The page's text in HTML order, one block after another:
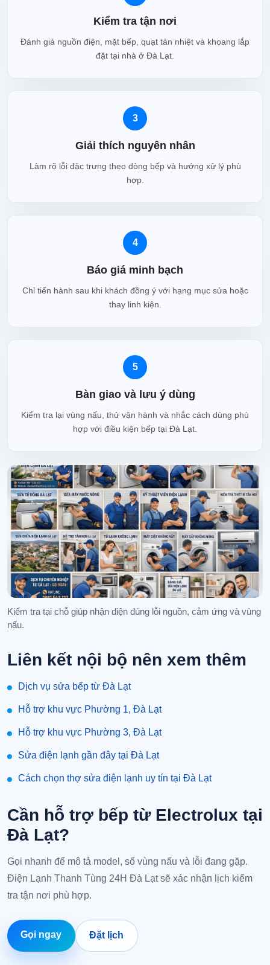
Kiểm tra tận nơi
Đánh giá nguồn điện, mặt bếp, quạt tản nhiệt và khoang lắp
đặt tại nhà ở Đà Lạt.
3
Giải thích nguyên nhân
Làm rõ lỗi đặc trưng theo dòng bếp và hướng xử lý phù
hợp.
4
Báo giá minh bạch
Chỉ tiến hành sau khi khách đồng ý với hạng mục sửa hoặc
thay linh kiện.
5
Bàn giao và lưu ý dùng
Kiểm tra lại vùng nấu, thử vận hành và nhắc cách dùng phù
hợp với điều kiện bếp tại Đà Lạt.
Kiểm tra tại chỗ giúp nhận diện đúng lỗi nguồn, cảm ứng và vùng
nấu.
Liên kết nội bộ nên xem thêm
Dịch vụ sửa bếp từ Đà Lạt
Hỗ trợ khu vực Phường 1, Đà Lạt
Hỗ trợ khu vực Phường 3, Đà Lạt
Sửa điện lạnh gần đây tại Đà Lạt
Cách chọn thợ sửa điện lạnh uy tín tại Đà Lạt
Cần hỗ trợ bếp từ Electrolux tại
Đà Lạt?
Gọi nhanh để mô tả model, số vùng nấu và lỗi đang gặp.
Điện Lạnh Thanh Tùng 24H Đà Lạt sẽ xác nhận lịch kiểm
tra tận nơi phù hợp.
Gọi ngay Đặt lịch